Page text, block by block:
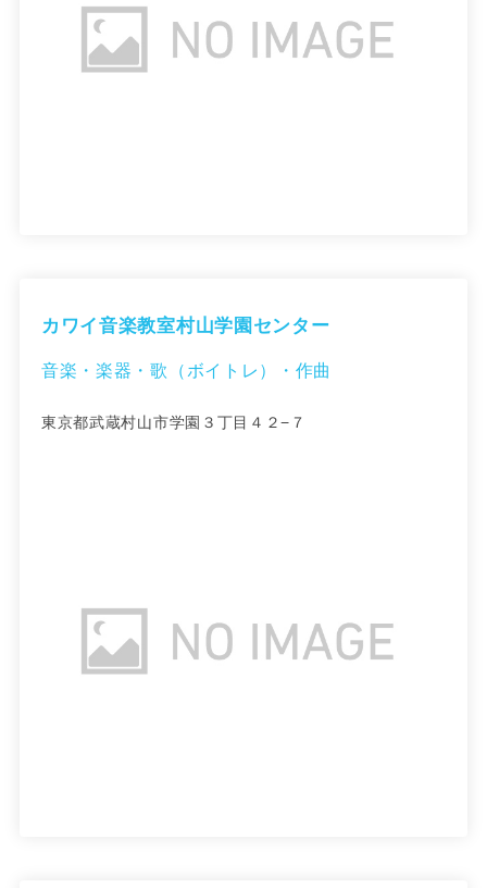
カワイ音楽教室村山学園センター
音楽・楽器・歌（ボイトレ）・作曲
東京都武蔵村山市学園３丁目４２−７